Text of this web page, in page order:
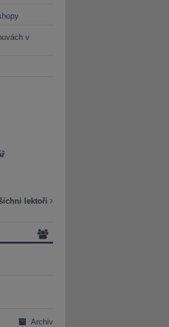
v
lektoři
Archiv